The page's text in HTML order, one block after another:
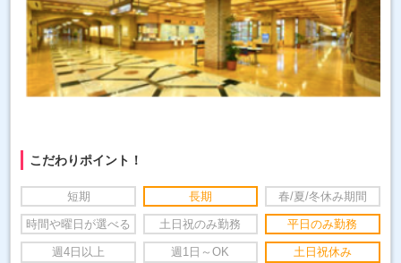
こだわりポイント！
短期 長期 春/夏/冬休み期間
時間や曜日が選べる 土日祝のみ勤務 平日のみ勤務
週4日以上 週1日～OK 土日祝休み